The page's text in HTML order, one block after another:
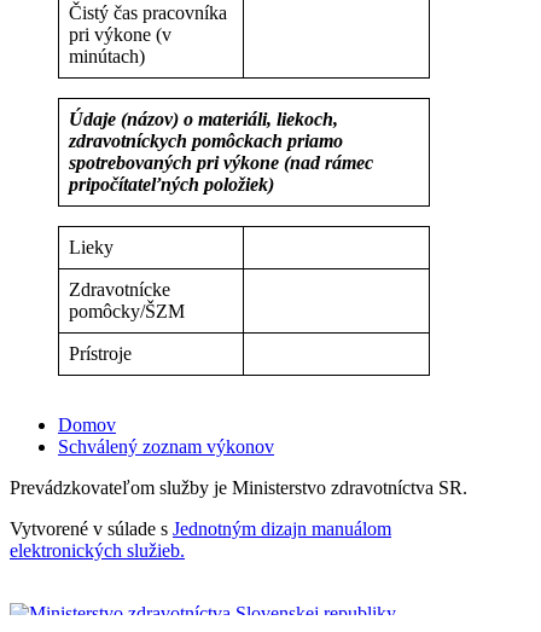
Čistý čas pracovníka
pri výkone (v
minútach)
Údaje (názov) o materiáli, liekoch,
zdravotníckych pomôckach priamo
spotrebovaných pri výkone (nad rámec
pripočítateľných položiek)
Lieky
Zdravotnícke
pomôcky/ŠZM
Prístroje
Domov
Schválený zoznam výkonov
Prevádzkovateľom služby je Ministerstvo zdravotníctva SR.
Vytvorené v súlade s Jednotným dizajn manuálom
elektronických služieb.